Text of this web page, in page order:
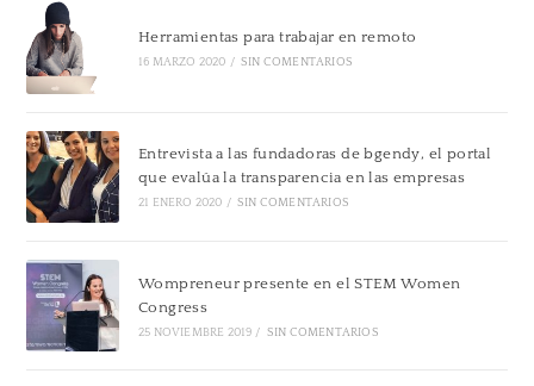
Herramientas para trabajar en remoto
16 MARZO 2020 / SIN COMENTARIOS
Entrevista a las fundadoras de bgendy, el portal
que evalúa la transparencia en las empresas
21 ENERO 2020 / SIN COMENTARIOS
Wompreneur presente en el STEM Women
Congress
25 NOVIEMBRE 2019 / SIN COMENTARIOS